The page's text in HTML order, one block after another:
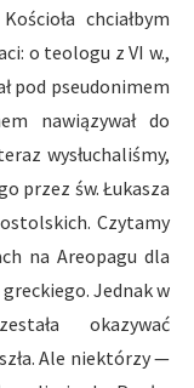
chciałbym
o teologu z VI w.,
pod pseudonimem
nawiązywał do
wysłuchaliśmy,
przez św. Łukasza
Czytamy
na Areopagu dla
Jednak w
okazywać
Ale niektórzy —